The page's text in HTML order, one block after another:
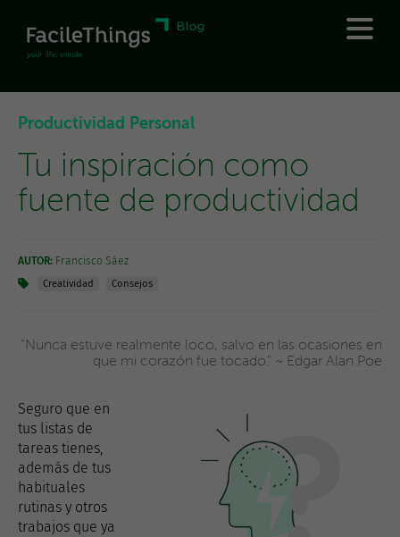
Productividad Personal
Tu inspiración como
fuente de productividad
AUTOR: Francisco Sáez
Creatividad Consejos
"Nunca estuve realmente loco, salvo en las ocasiones en
que mi corazón fue tocado." ~ Edgar Alan Poe
Seguro que en
tus listas de
tareas tienes,
además de tus
habituales
rutinas y otros
trabajos que ya